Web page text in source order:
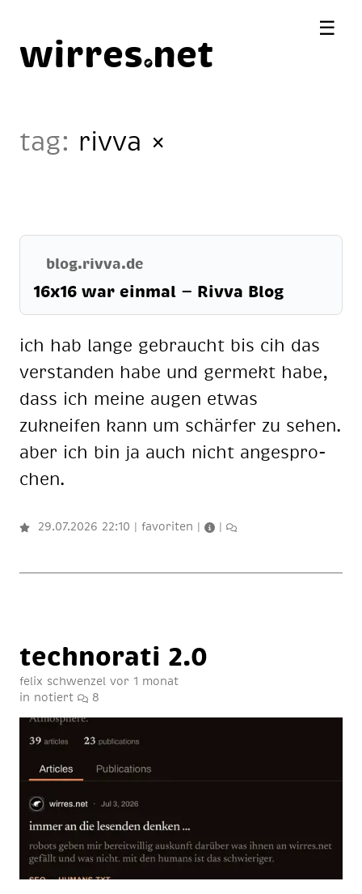
wirres net
tag: rivva ×
blog.rivva.de
16x16 war einmal — Rivva Blog
ich hab lange gebraucht bis cih das
ver­stan­den habe und germekt habe,
dass ich meine augen etwas
zukneifen kann um schärfer zu sehen.
aber ich bin ja auch nicht an­ge­spro­
chen.
29.07.2026 22:10 | favoriten | |
tech­no­ra­ti 2.0
felix schwenzel vor 1 monat
in notiert 8
☰